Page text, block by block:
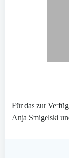
Für das zur
Anja Smigelski